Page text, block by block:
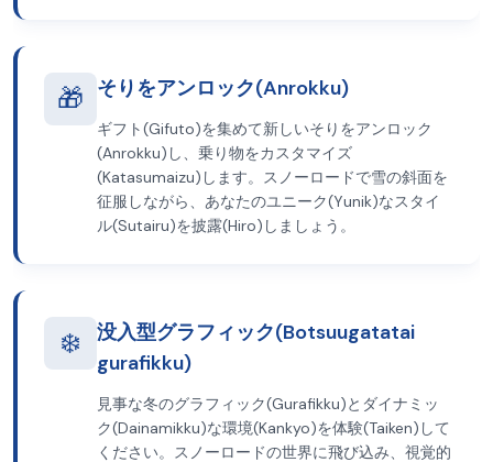
🎁 そりをアンロック(Anrokku)
ギフト(Gifuto)を集めて新しいそりをアンロック
(Anrokku)し、乗り物をカスタマイズ
(Katasumaizu)します。スノーロードで雪の斜面を
征服しながら、あなたのユニーク(Yunik)なスタイ
ル(Sutairu)を披露(Hiro)しましょう。
❄️
没入型グラフィック(Botsuugatatai
gurafikku)
見事な冬のグラフィック(Gurafikku)とダイナミッ
ク(Dainamikku)な環境(Kankyo)を体験(Taiken)して
ください。スノーロードの世界に飛び込み、視覚的